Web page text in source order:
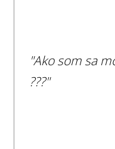
"Ako som sa
???"